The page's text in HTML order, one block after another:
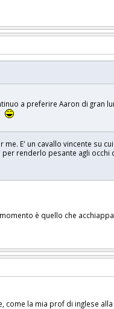
a preferire Aaron di gran
E' un cavallo vincente su
renderlo pesante agli occhi
è quello che
come la mia prof di inglese